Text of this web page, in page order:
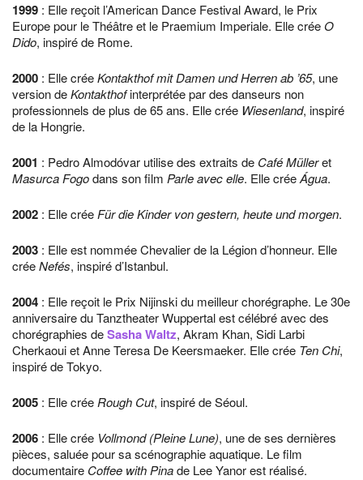
1999 : Elle reçoit l’American Dance Festival Award, le Prix
Europe pour le Théâtre et le Praemium Imperiale. Elle créeO
Dido, inspiré de Rome.
2000 : Elle créeKontakthof mit Damen und Herren ab ’65, une
version deKontakthofinterprétée par des danseurs non
professionnels de plus de 65 ans. Elle crée Wiesenland, inspiré
de la Hongrie.
2001 : Pedro Almodóvar utilise des extraits de Café Mülleret
Masurca Fogodans son film Parle avec elle. Elle créeÁgua.
2002 : Elle crée Für die Kinder von gestern, heute und morgen.
2003 : Elle est nommée Chevalier de la Légion d’honneur. Elle
créeNefés, inspiré d’Istanbul.
2004 : Elle reçoit le Prix Nijinski du meilleur chorégraphe. Le 30e
anniversaire du Tanztheater Wuppertal est célébré avec des
chorégraphies deSasha Waltz, Akram Khan, Sidi Larbi
Cherkaoui et Anne Teresa De Keersmaeker. Elle crée Ten Chi,
inspiré de Tokyo.
2005 : Elle crée Rough Cut, inspiré de Séoul.
2006 : Elle crée Vollmond (Pleine Lune), une de ses dernières
pièces, saluée pour sa scénographie aquatique. Le film
documentaire Coffee with Pinade Lee Yanor est réalisé.